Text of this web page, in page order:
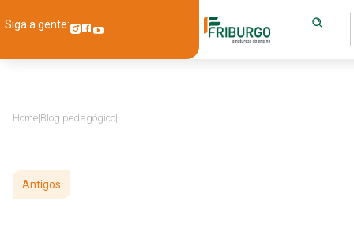
Siga a gente:
Home|Blog pedagógico|
Antigos